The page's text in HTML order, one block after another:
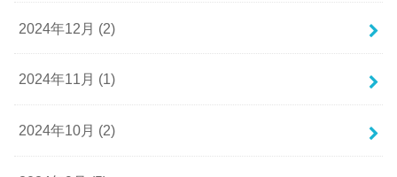
2024年12月 (2)
2024年11月 (1)
2024年10月 (2)